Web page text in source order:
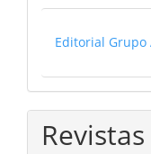
Editorial Grupo